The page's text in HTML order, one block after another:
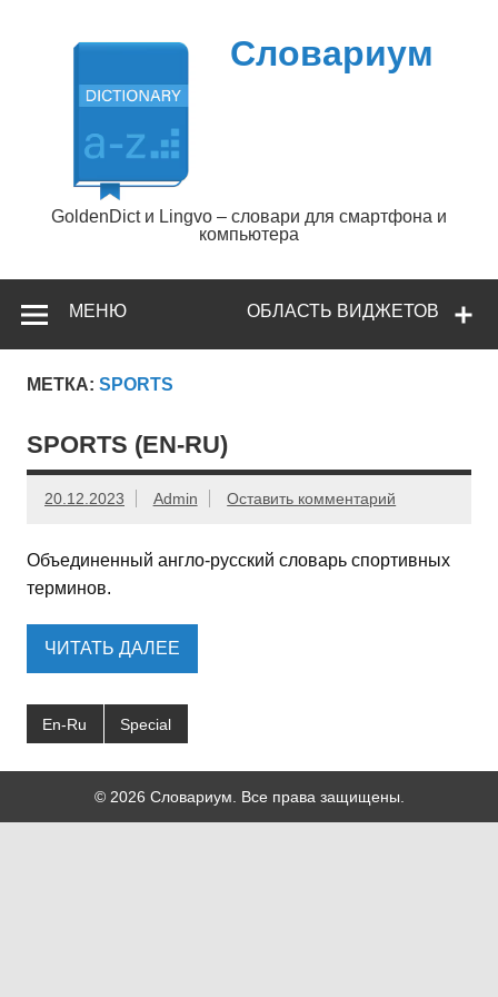
содержимому
Словариум
GoldenDict и Lingvo – словари для смартфона и
компьютера
ОБЛАСТЬ ВИДЖЕТОВ
МЕНЮ
МЕТКА: SPORTS
SPORTS (EN-RU)
20.12.2023 Admin Оставить комментарий
Объединенный англо-русский словарь спортивных
терминов.
ЧИТАТЬ ДАЛЕЕ
En-Ru Special
© 2026 Словариум. Все права защищены.